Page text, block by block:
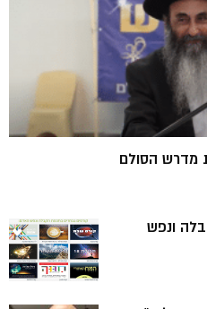
מדרש הסולם
ונפש